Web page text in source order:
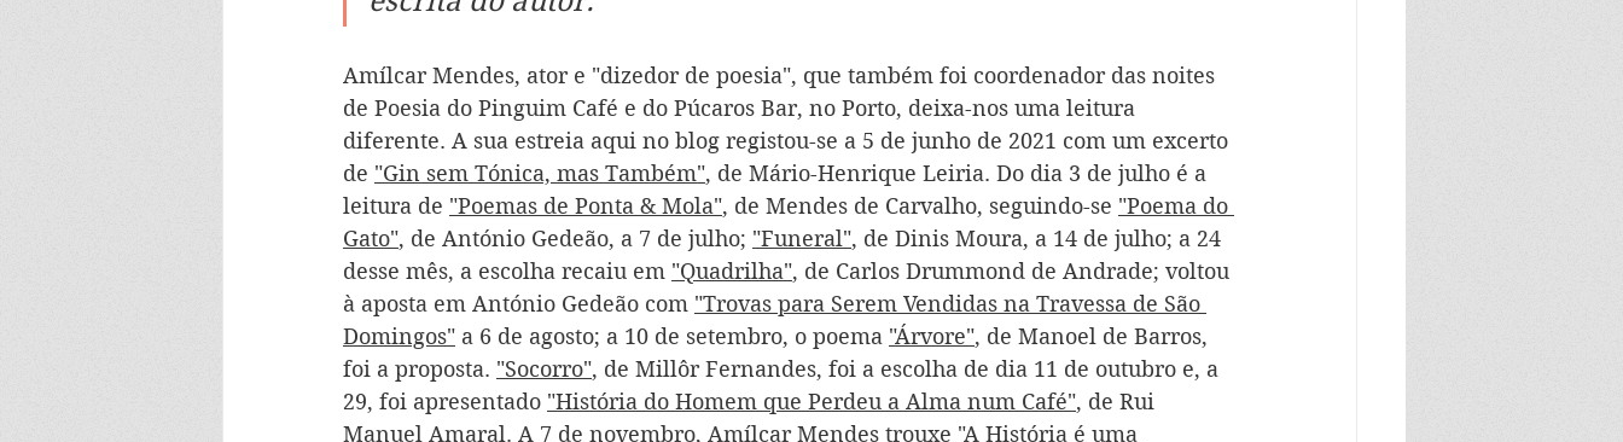
Amílcar Mendes, ator e "dizedor de poesia", que também foi coordenador das noites
de Poesia do Pinguim Café e do Púcaros Bar, no Porto, deixa-nos uma leitura
diferente. A sua estreia aqui no blog registou-se a 5 de junho de 2021 com um excerto
de "Gin sem Tónica, mas Também", de Mário-Henrique Leiria. Do dia 3 de julho é a
leitura de "Poemas de Ponta & Mola", de Mendes de Carvalho, seguindo-se "Poema do
Gato", de António Gedeão, a 7 de julho; "Funeral", de Dinis Moura, a 14 de julho; a 24
desse mês, a escolha recaiu em "Quadrilha", de Carlos Drummond de Andrade; voltou
à aposta em António Gedeão com "Trovas para Serem Vendidas na Travessa de São
Domingos" a 6 de agosto; a 10 de setembro, o poema "Árvore", de Manoel de Barros,
foi a proposta. "Socorro", de Millôr Fernandes, foi a escolha de dia 11 de outubro e, a
29, foi apresentado "História do Homem que Perdeu a Alma num Café", de Rui
Manuel Amaral. A 7 de novembro, Amílcar Mendes trouxe "A História é uma